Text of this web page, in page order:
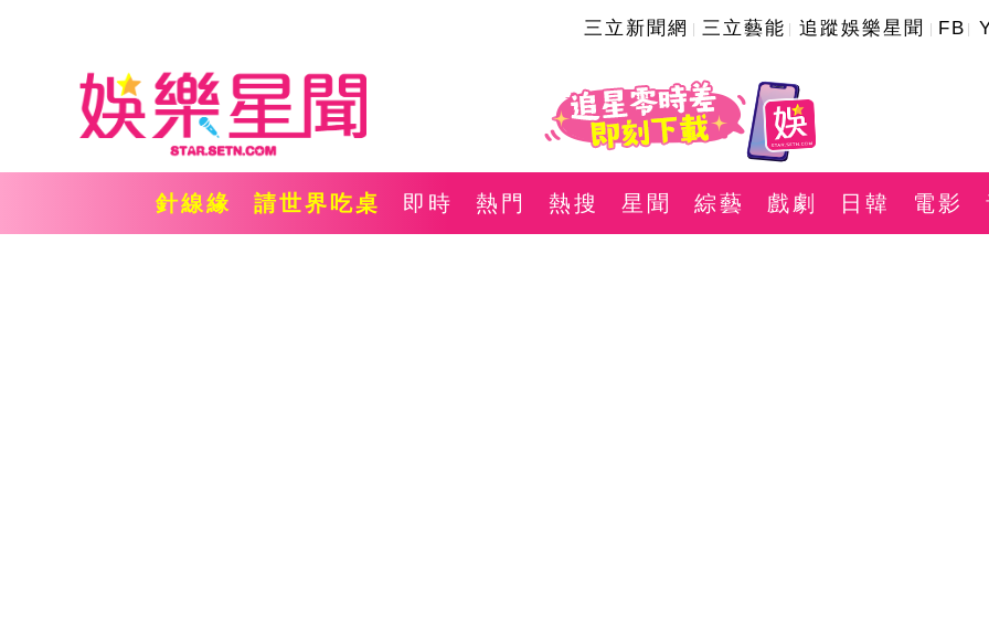
三立新聞網 三立藝能 追蹤娛樂星聞 FB
針線緣 請世界吃桌 即時 熱門 熱搜 星聞 綜藝 戲劇 日韓 電影